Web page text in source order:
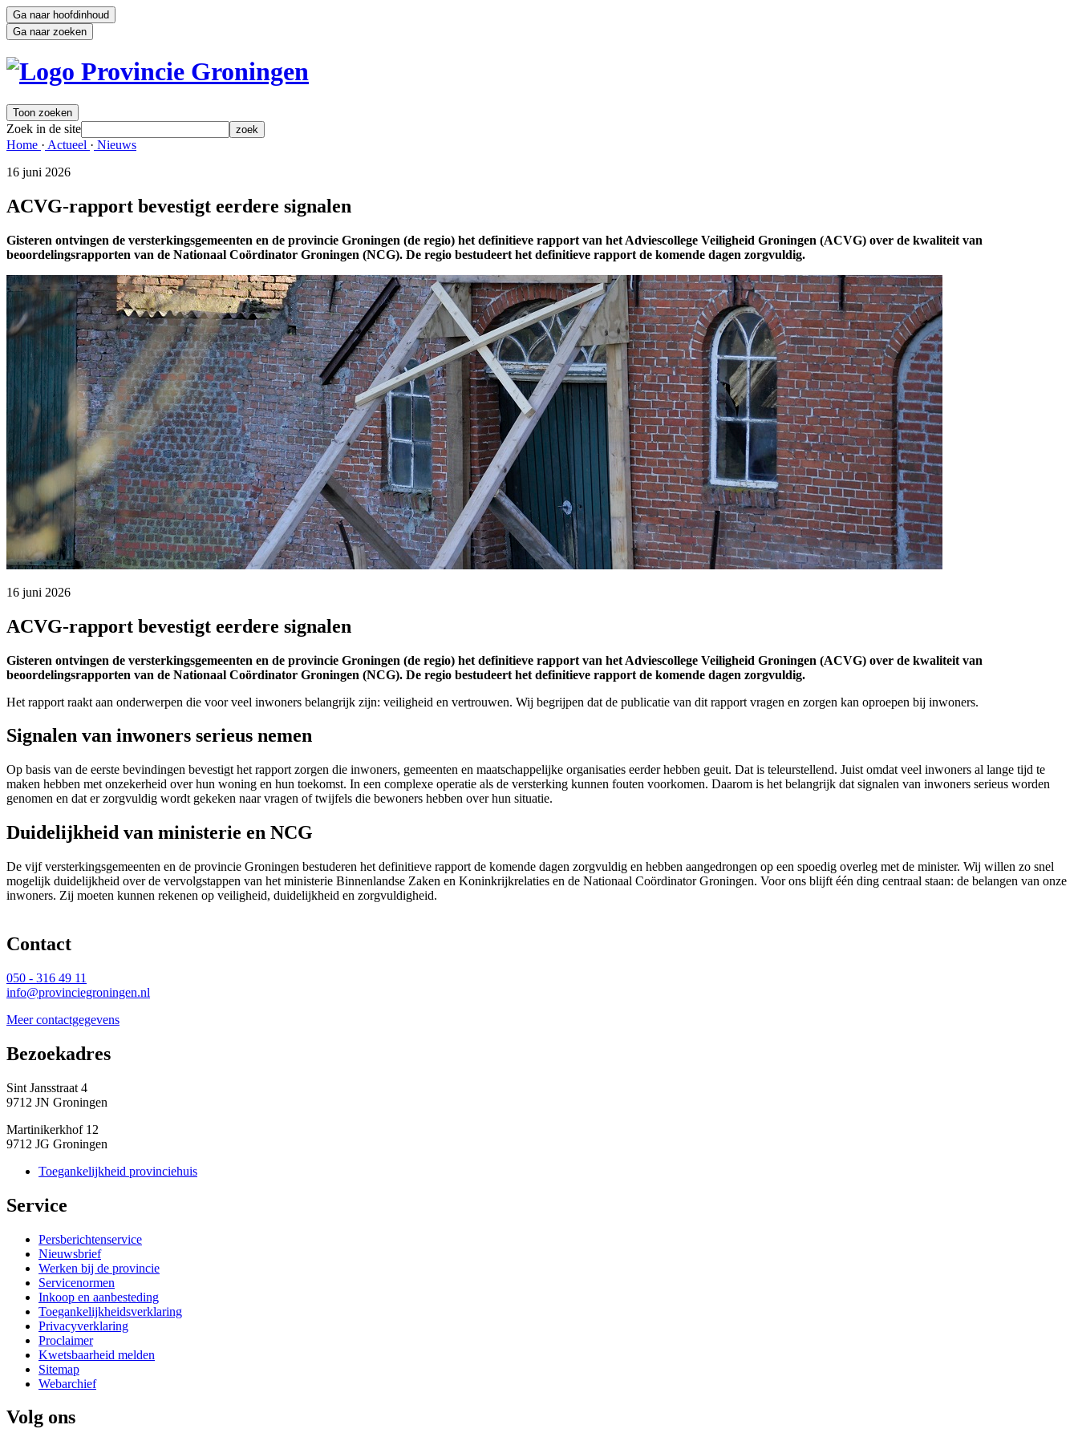
Ga naar hoofdinhoud
Ga naar zoeken
Toon zoeken
Zoek in de site zoek
Home · Actueel · Nieuws
16 juni 2026
ACVG-rapport bevestigt eerdere signalen
Gisteren ontvingen de versterkingsgemeenten en de provincie Groningen (de regio) het definitieve rapport van het Adviescollege Veiligheid Groningen (ACVG) over de kwaliteit van
beoordelingsrapporten van de Nationaal Coördinator Groningen (NCG). De regio bestudeert het definitieve rapport de komende dagen zorgvuldig.
16 juni 2026
ACVG-rapport bevestigt eerdere signalen
Gisteren ontvingen de versterkingsgemeenten en de provincie Groningen (de regio) het definitieve rapport van het Adviescollege Veiligheid Groningen (ACVG) over de kwaliteit van
beoordelingsrapporten van de Nationaal Coördinator Groningen (NCG). De regio bestudeert het definitieve rapport de komende dagen zorgvuldig.
Het rapport raakt aan onderwerpen die voor veel inwoners belangrijk zijn: veiligheid en vertrouwen. Wij begrijpen dat de publicatie van dit rapport vragen en zorgen kan oproepen bij inwoners.
Signalen van inwoners serieus nemen
Op basis van de eerste bevindingen bevestigt het rapport zorgen die inwoners, gemeenten en maatschappelijke organisaties eerder hebben geuit. Dat is teleurstellend. Juist omdat veel inwoners al lange tijd te
maken hebben met onzekerheid over hun woning en hun toekomst. In een complexe operatie als de versterking kunnen fouten voorkomen. Daarom is het belangrijk dat signalen van inwoners serieus worden
genomen en dat er zorgvuldig wordt gekeken naar vragen of twijfels die bewoners hebben over hun situatie.
Duidelijkheid van ministerie en NCG
De vijf versterkingsgemeenten en de provincie Groningen bestuderen het definitieve rapport de komende dagen zorgvuldig en hebben aangedrongen op een spoedig overleg met de minister. Wij willen zo snel
mogelijk duidelijkheid over de vervolgstappen van het ministerie Binnenlandse Zaken en Koninkrijkrelaties en de Nationaal Coördinator Groningen. Voor ons blijft één ding centraal staan: de belangen van onze
inwoners. Zij moeten kunnen rekenen op veiligheid, duidelijkheid en zorgvuldigheid.
Contact
050 - 316 49 11
info@provinciegroningen.nl
Meer contactgegevens
Bezoekadres
Sint Jansstraat 4
9712 JN Groningen
Martinikerkhof 12
9712 JG Groningen
Toegankelijkheid provinciehuis
Service
Persberichtenservice
Nieuwsbrief
Werken bij de provincie
Servicenormen
Inkoop en aanbesteding
Toegankelijkheidsverklaring
Privacyverklaring
Proclaimer
Kwetsbaarheid melden
Sitemap
Webarchief
Volg ons